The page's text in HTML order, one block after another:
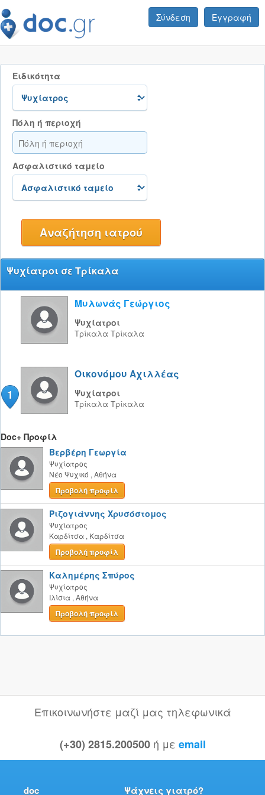
Σύνδεση Εγγραφή
Ειδικότητα
Πόλη ή περιοχή
Ασφαλιστικό ταμείο
Ψυχίατροι σε Τρίκαλα
Μυλωνάς Γεώργιος
Ψυχίατροι
Τρίκαλα Τρίκαλα
1
Οικονόμου Αχιλλέας
Ψυχίατροι
Τρίκαλα Τρίκαλα
Doc+ Προφίλ
Βερβέρη Γεωργία
Ψυχίατρος
Νέο Ψυχικό , Αθήνα
Προβολή προφίλ
Ριζογιάννης Χρυσόστομος
Ψυχίατρος
Καρδίτσα , Καρδίτσα
Προβολή προφίλ
Καλημέρης Σπύρος
Ψυχίατρος
Ιλίσια , Αθήνα
Προβολή προφίλ
Επικοινωνήστε μαζί μας τηλεφωνικά
(+30) 2815.200500 ή με email
doc Ψάχνεις γιατρό?